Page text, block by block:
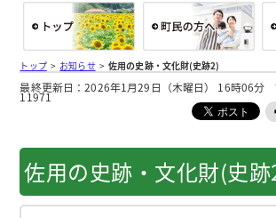
総合トップ
トップ> お知らせ>佐用の史跡・文化財(史跡2)
最終更新日：2026年1月29日（木曜日） 16時06分
11971
佐用の史跡・文化財(史跡